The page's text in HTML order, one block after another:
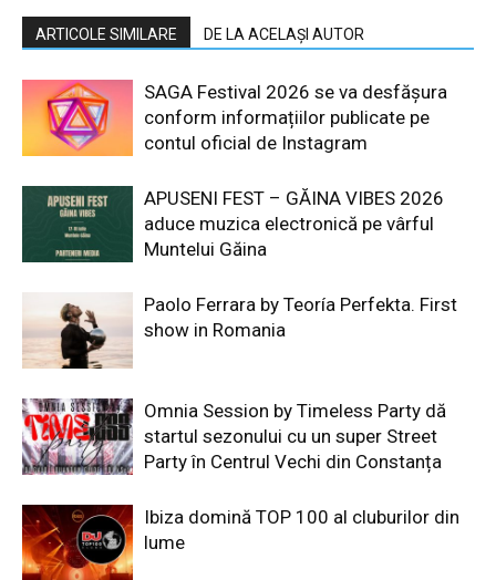
ARTICOLE SIMILARE DE LA ACELAȘI AUTOR
SAGA Festival 2026 se va desfășura
conform informațiilor publicate pe
contul oficial de Instagram
APUSENI FEST – GĂINA VIBES 2026
aduce muzica electronică pe vârful
Muntelui Găina
Paolo Ferrara by Teoría Perfekta. First
show in Romania
Omnia Session by Timeless Party dă
startul sezonului cu un super Street
Party în Centrul Vechi din Constanța
Ibiza domină TOP 100 al cluburilor din
lume